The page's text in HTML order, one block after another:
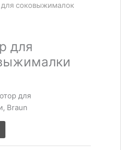
для соковыжималок
для
для
Braun